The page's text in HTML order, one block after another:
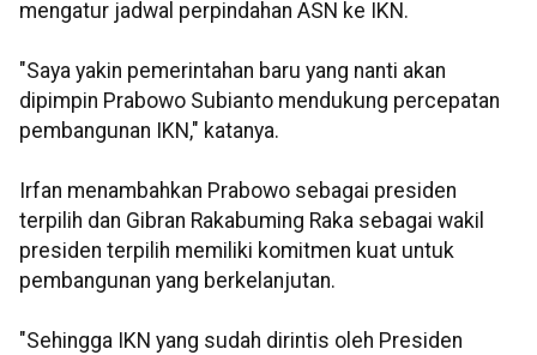
mengatur jadwal perpindahan ASN ke IKN.
"Saya yakin pemerintahan baru yang nanti akan
dipimpin Prabowo Subianto mendukung percepatan
pembangunan IKN," katanya.
Irfan menambahkan Prabowo sebagai presiden
terpilih dan Gibran Rakabuming Raka sebagai wakil
presiden terpilih memiliki komitmen kuat untuk
pembangunan yang berkelanjutan.
"Sehingga IKN yang sudah dirintis oleh Presiden